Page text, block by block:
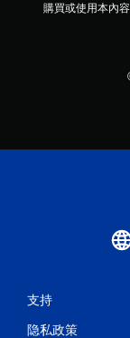
購買或使用本內
支持
隐私政策